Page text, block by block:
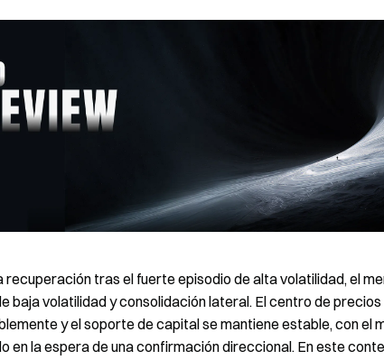
recuperación tras el fuerte episodio de alta volatilidad, el
baja volatilidad y consolidación lateral. El centro de
y el soporte de capital se mantiene estable, con el
en la espera de una confirmación direccional. En este